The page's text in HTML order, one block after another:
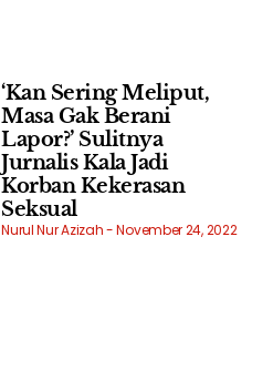
‘Kan Sering Meliput,
Masa Gak Berani
Lapor?’ Sulitnya
Jurnalis Kala Jadi
Korban Kekerasan
Seksual
Nurul Nur Azizah November 24, 2022